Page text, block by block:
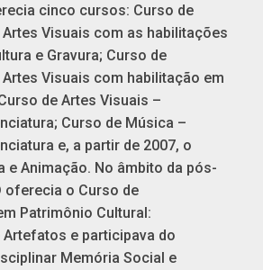
cinco cursos: Curso de
Visuais com as habilitações
e Gravura; Curso de
Visuais com habilitação em
de Artes Visuais –
Curso de Música –
e, a partir de 2007, o
e Animação. No âmbito da pós-
oferecia o Curso de
Patrimônio Cultural:
e participava do
Memória Social e